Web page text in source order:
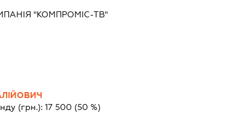
"КОМПРОМІС-ТВ"
(грн.): 17 500 (50 %)